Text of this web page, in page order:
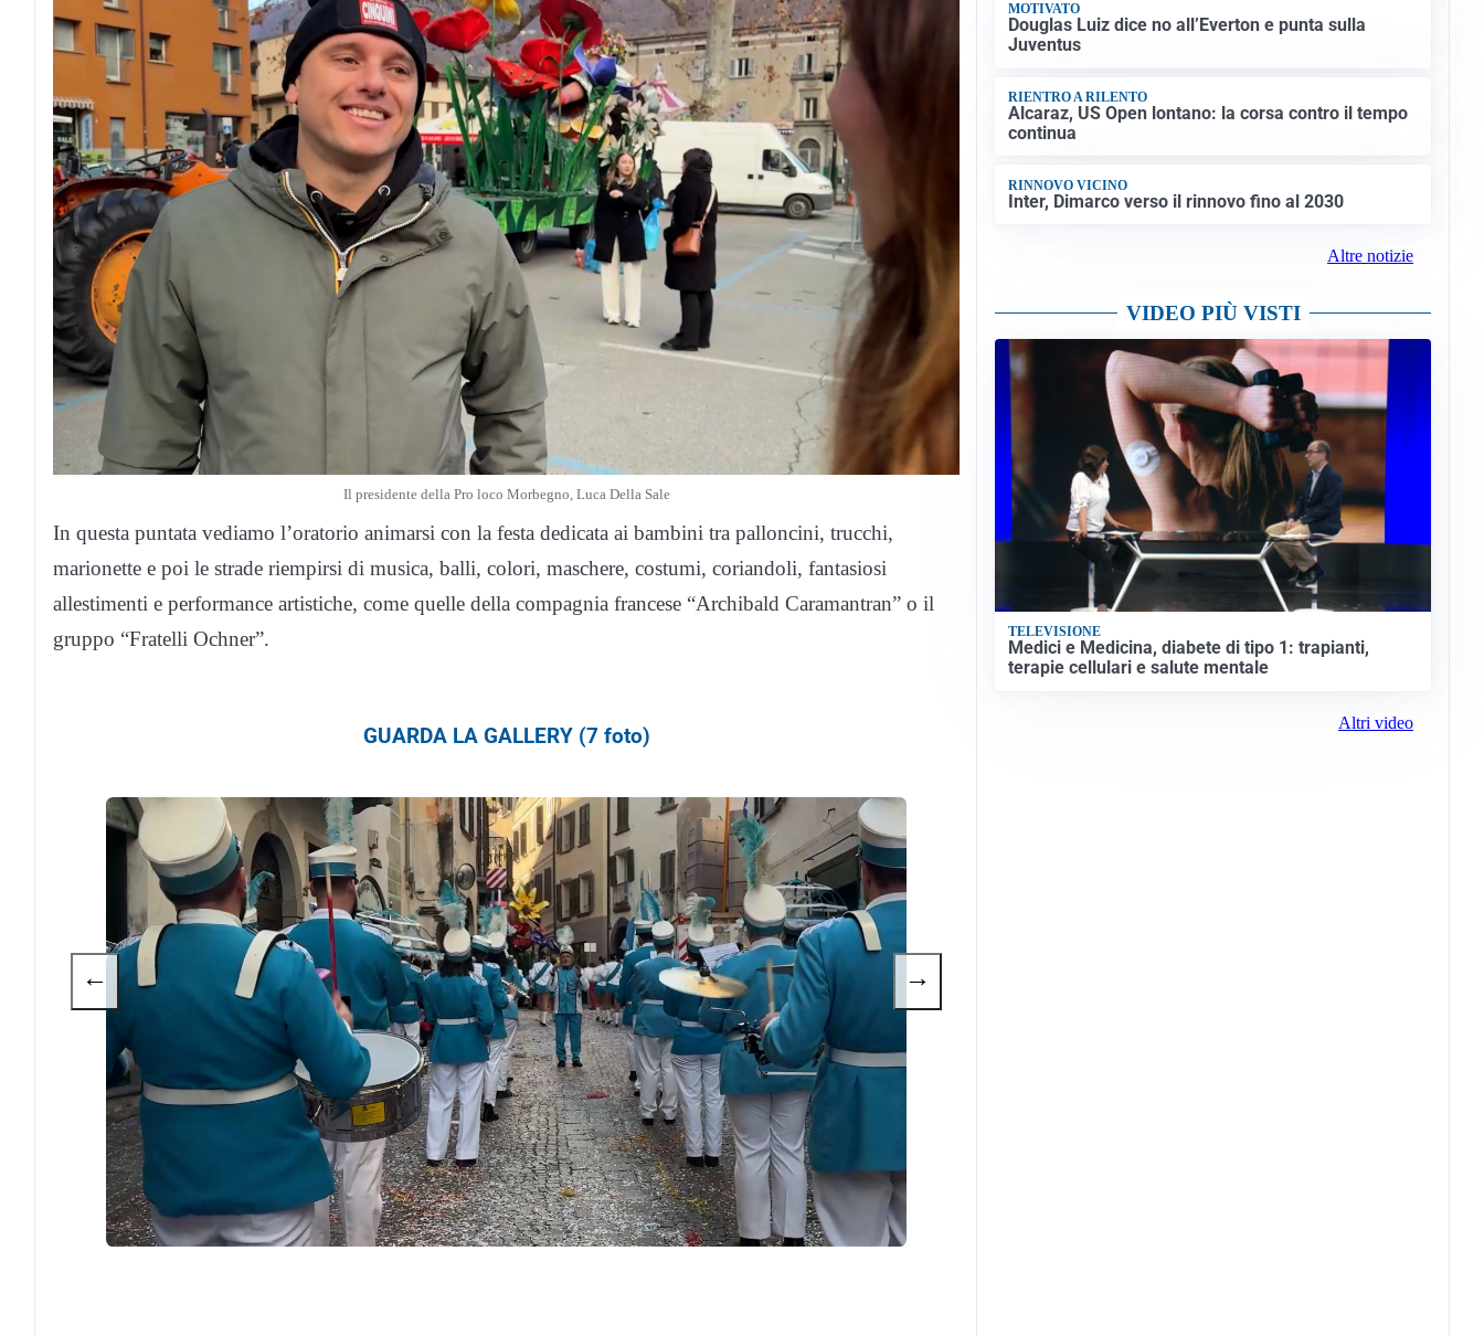
Il presidente della Pro loco Morbegno, Luca Della Sale
In questa puntata vediamo l’oratorio animarsi con la festa dedicata ai bambini tra palloncini, trucchi,
marionette e poi le strade riempirsi di musica, balli, colori, maschere, costumi, coriandoli, fantasiosi
allestimenti e performance artistiche, come quelle della compagnia francese “Archibald Caramantran” o il
gruppo “Fratelli Ochner”.
GUARDA LA GALLERY (7 foto)
← →
MOTIVATO
Douglas Luiz dice no all’Everton e punta sulla
Juventus
RIENTRO A RILENTO
Alcaraz, US Open lontano: la corsa contro il tempo
continua
RINNOVO VICINO
Inter, Dimarco verso il rinnovo fino al 2030
Altre notizie
VIDEO PIÙ VISTI
TELEVISIONE
Medici e Medicina, diabete di tipo 1: trapianti,
terapie cellulari e salute mentale
Altri video